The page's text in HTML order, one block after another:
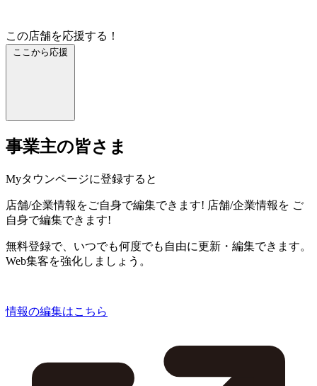
この店舗を応援する！
ここから応援
事業主の皆さま
Myタウンページに登録すると
店舗/企業情報をご自身で編集できます! 店舗/企業情報を ご
自身で編集できます!
無料登録で、いつでも何度でも自由に更新・編集できます。
Web集客を強化しましょう。
情報の編集はこちら